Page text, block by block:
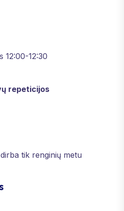
12:00-12:30
repeticijos
tik renginių metu